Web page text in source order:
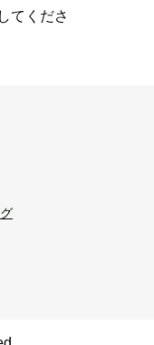
してくださ